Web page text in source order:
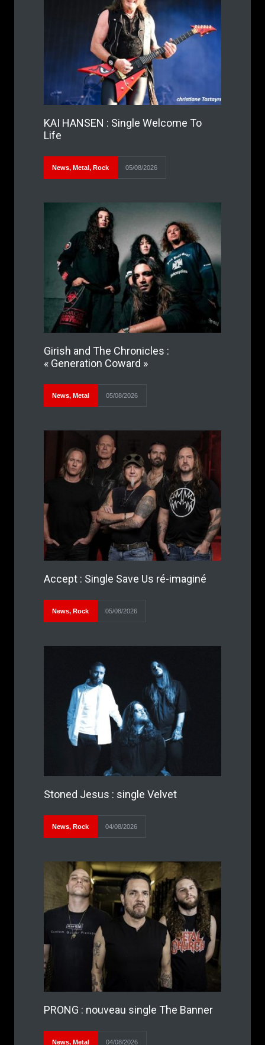
KAI HANSEN : Single Welcome To
Life
News, Metal , Rock 05/08/2026
Girish and The Chronicles :
« Generation Coward »
News, Metal 05/08/2026
Accept : Single Save Us ré-imaginé
News, Rock 05/08/2026
Stoned Jesus : single Velvet
News, Rock 04/08/2026
PRONG : nouveau single The Banner
News, Metal 04/08/2026